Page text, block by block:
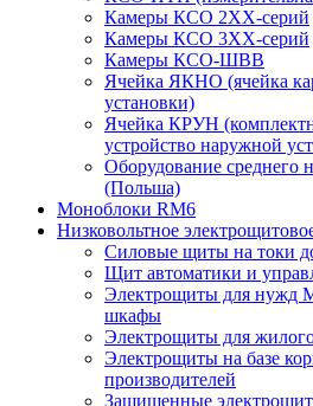
Камеры КСО 2ХХ-серий
Камеры КСО 3ХХ-серий
Камеры КСО-ШВВ
Ячейка ЯКНО (ячейка
установки)
Ячейка КРУН
устройство наружной
Оборудование среднего
(Польша)
Моноблоки RM6
Низковольтное
Силовые щиты на токи
Щит автоматики и
Электрощиты для
шкафы
Электрощиты для жилого
Электрощиты на базе
производителей
Защищенные